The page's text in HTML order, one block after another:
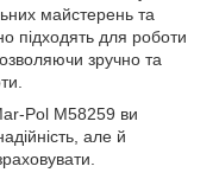
майстерень та
підходять для роботи
зручно та
Pol M58259 ви
але й